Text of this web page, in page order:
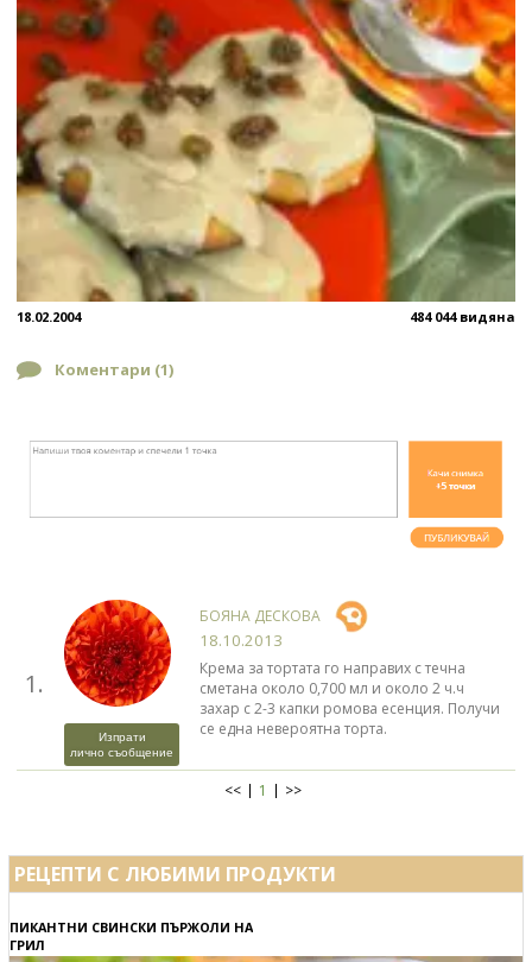
18.02.2004 484 044 видяна
Коментари (1)
1.
Изпрати
лично съобщение
БОЯНА ДЕСКОВА
18.10.2013
Крема за тортата го направих с течна
сметана около 0,700 мл и около 2 ч.ч
захар с 2-3 капки ромова есенция. Получи
се една невероятна торта.
<< 1 >>
РЕЦЕПТИ С ЛЮБИМИ ПРОДУКТИ
ПИКАНТНИ СВИНСКИ ПЪРЖОЛИ НА
ГРИЛ